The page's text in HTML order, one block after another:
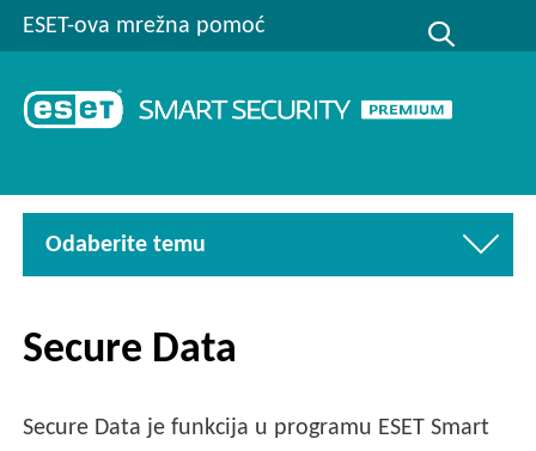
ESET-ova mrežna pomoć
Odaberite temu
Secure Data
Secure Data je funkcija u programu ESET Smart